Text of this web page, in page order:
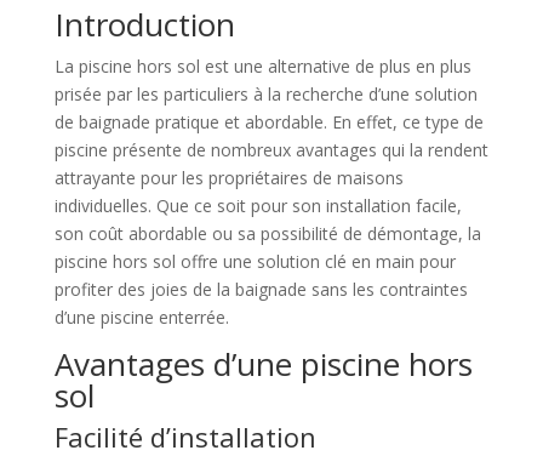
Introduction
La piscine hors sol est une alternative de plus en plus
prisée par les particuliers à la recherche d’une solution
de baignade pratique et abordable. En effet, ce type de
piscine présente de nombreux avantages qui la rendent
attrayante pour les propriétaires de maisons
individuelles. Que ce soit pour son installation facile,
son coût abordable ou sa possibilité de démontage, la
piscine hors sol offre une solution clé en main pour
profiter des joies de la baignade sans les contraintes
d’une piscine enterrée.
Avantages d’une piscine hors
sol
Facilité d’installation